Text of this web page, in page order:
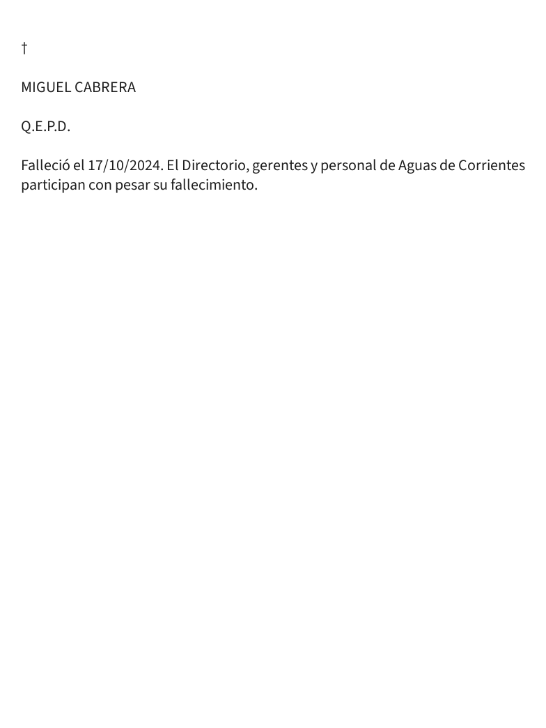
†
MIGUEL CABRERA
Q.E.P.D.
Falleció el 17/10/2024. El Directorio, gerentes y personal de Aguas de Corrientes
participan con pesar su fallecimiento.